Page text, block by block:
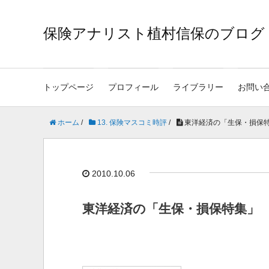
保険アナリスト植村信保のブログ
トップページ プロフィール ライブラリー お問い
ホーム / 13. 保険マスコミ時評 / 東洋経済の「生保・損保特
2010.10.06
東洋経済の「生保・損保特集」